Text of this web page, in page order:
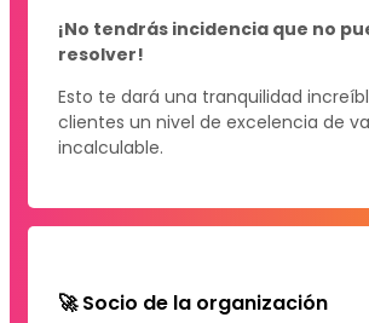
¡No tendrás incidencia que no
resolver!
Esto te dará una tranquilidad
clientes un nivel de excelencia de
incalculable.
🚀 Socio de la organización